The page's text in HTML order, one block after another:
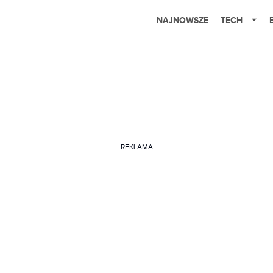
NAJNOWSZE TECH
REKLAMA